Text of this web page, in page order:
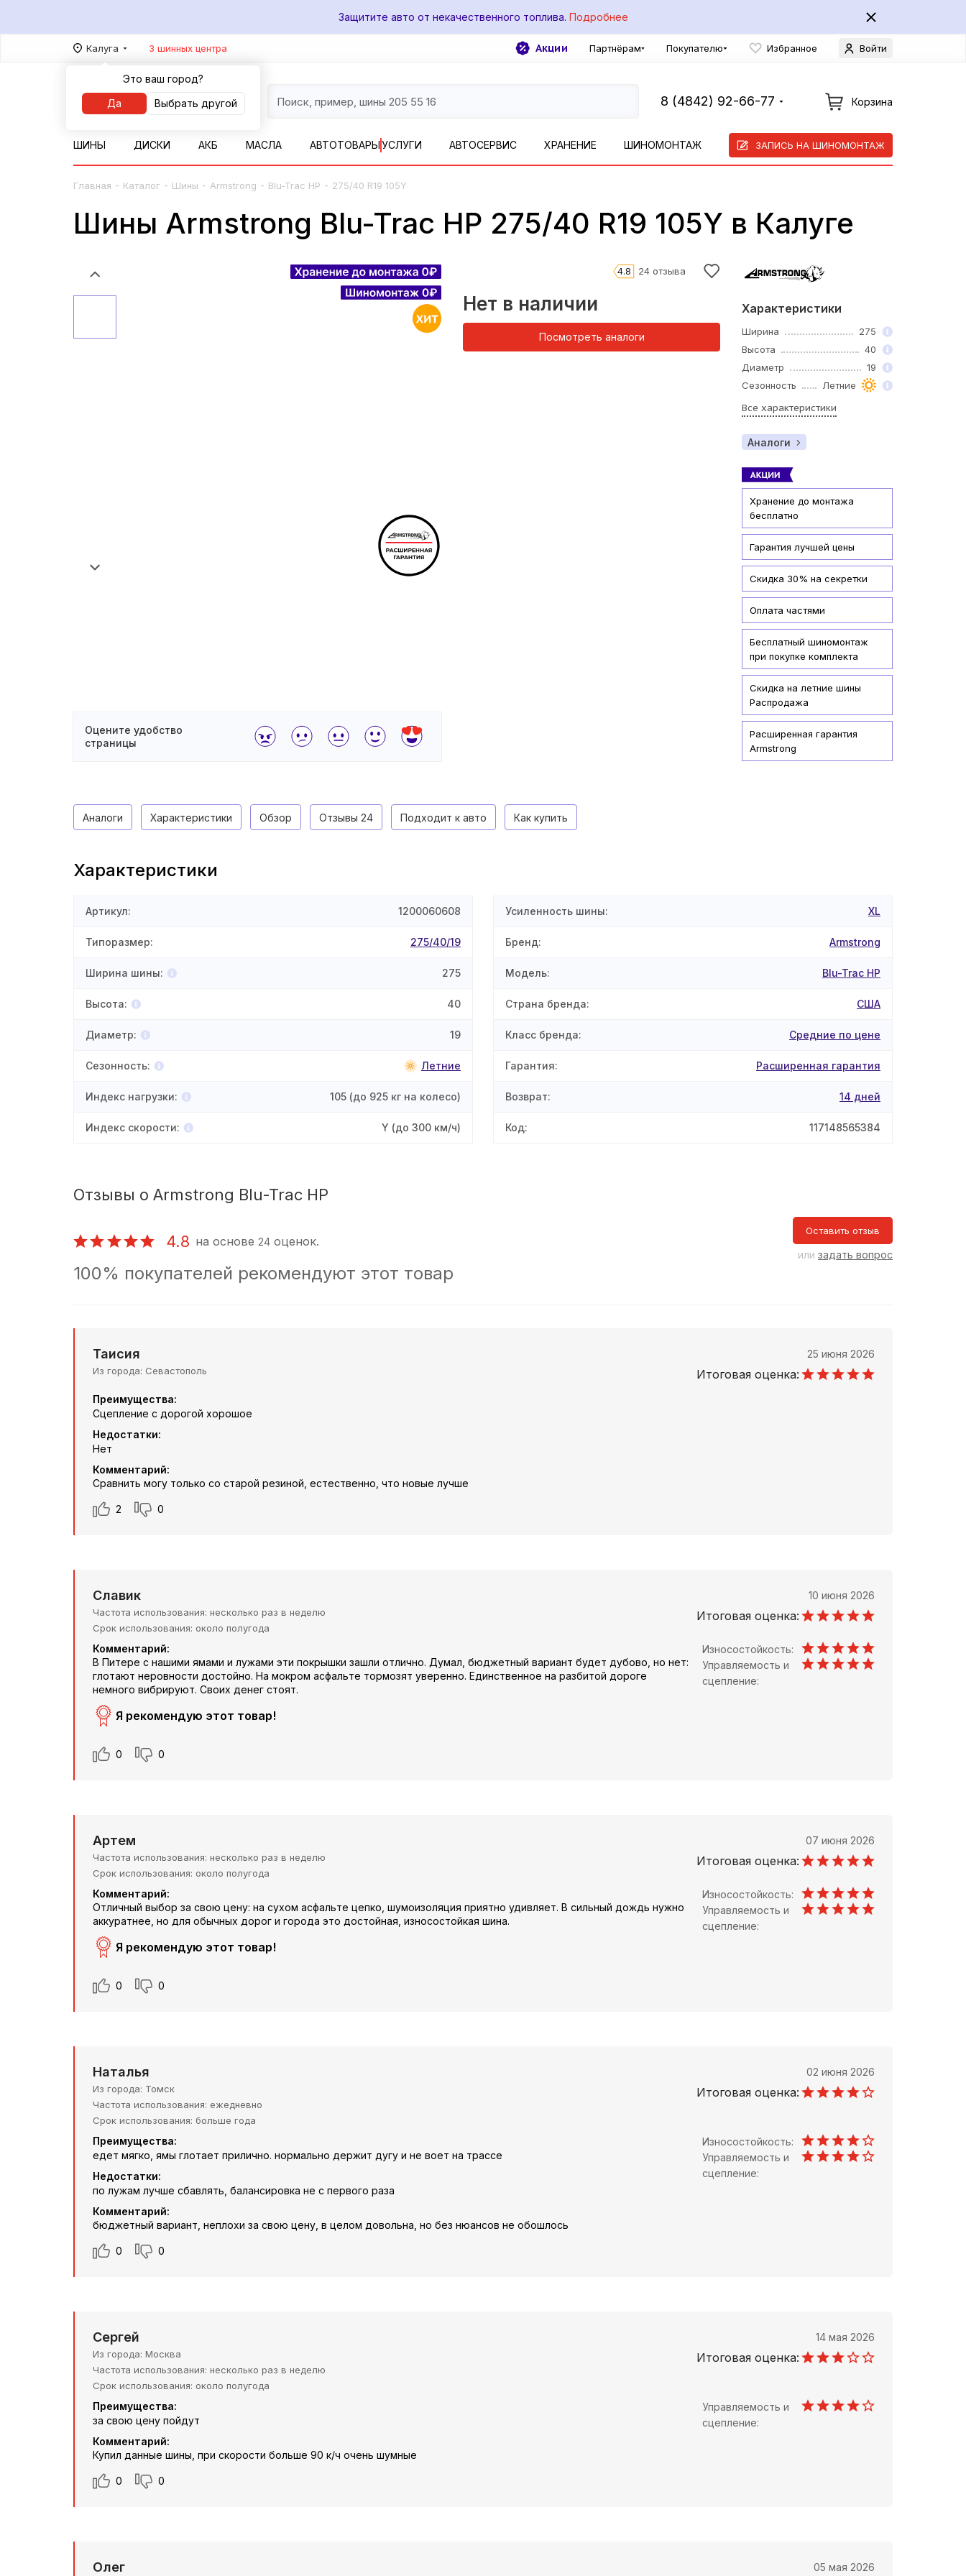
Защитите авто от некачественного топлива. Подробнее
Калуга
Это ваш город?
Да
Выбрать другой
3 шинных центра Акции Партнёрам Покупателю Избранное Войти
8 (4842) 92-66-77 Корзина
ШИНЫ ДИСКИ АКБ МАСЛА АВТОТОВАРЫУСЛУГИ АВТОСЕРВИС ХРАНЕНИЕ ШИНОМОНТАЖ ЗАПИСЬ НА ШИНОМОНТАЖ
Главная - Каталог - Шины - Armstrong - Blu-Trac HP - 275/40 R19 105Y
Шины Armstrong Blu-Trac HP 275/40 R19 105Y в Калуге
Оцените удобство
страницы
4.8 24 отзыва
Нет в наличии
Посмотреть аналоги
Характеристики
Ширина
275
Высота
40
Диаметр
19
Сезонность
Летние
Все характеристики
Аналоги
Хранение до монтажа
бесплатно
Гарантия лучшей цены
Скидка 30% на секретки
Оплата частями
Бесплатный шиномонтаж
при покупке комплекта
Скидка на летние шины
Распродажа
Расширенная гарантия
Armstrong
Аналоги Характеристики Обзор Отзывы 24 Подходит к авто Как купить
Характеристики
Артикул: 1200060608
Типоразмер: 275/40/19
Ширина шины: 275
Высота: 40
Диаметр: 19
Сезонность: Летние
Индекс нагрузки: 105 (до 925 кг на колесо)
Индекс скорости: Y (до 300 км/ч)
Усиленность шины: XL
Бренд: Armstrong
Модель: Blu-Trac HP
Страна бренда: США
Класс бренда: Средние по цене
Гарантия: Расширенная гарантия
Возврат: 14 дней
Код: 117148565384
Отзывы о Armstrong Blu-Trac HP
4.8 на основе24 оценок.
Оставить отзыв
или задать вопрос
100% покупателей рекомендуют этот товар
Таисия
Из города Севастополь
25 июня 2026
Итоговая оценка:
Преимущества:
Сцепление с дорогой хорошое
Недостатки:
Нет
Комментарий:
Сравнить могу только со старой резиной, естественно, что новые лучше
2 0
Славик
Частота использования несколько раз в неделю
Срок использования около полугода
10 июня 2026
Итоговая оценка:
Комментарий:
В Питере с нашими ямами и лужами эти покрышки зашли отлично. Думал, бюджетный вариант будет дубово, но нет:
глотают неровности достойно. На мокром асфальте тормозят уверенно. Единственное на разбитой дороге
немного вибрируют. Своих денег стоят.
Я рекомендую этот товар!
Износостойкость:
Управляемость и
сцепление:
0 0
Артем
Частота использования несколько раз в неделю
Срок использования около полугода
07 июня 2026
Итоговая оценка:
Комментарий:
Отличный выбор за свою цену: на сухом асфальте цепко, шумоизоляция приятно удивляет. В сильный дождь нужно
аккуратнее, но для обычных дорог и города это достойная, износостойкая шина.
Я рекомендую этот товар!
Износостойкость:
Управляемость и
сцепление:
0 0
Наталья
Из города Томск
Частота использования ежедневно
Срок использования больше года
02 июня 2026
Итоговая оценка:
Преимущества:
едет мягко, ямы глотает прилично. нормально держит дугу и не воет на трассе
Недостатки:
по лужам лучше сбавлять, балансировка не с первого раза
Комментарий:
бюджетный вариант, неплохи за свою цену, в целом довольна, но без нюансов не обошлось
Износостойкость:
Управляемость и
сцепление:
0 0
Сергей
Из города Москва
Частота использования несколько раз в неделю
Срок использования около полугода
14 мая 2026
Итоговая оценка:
Преимущества:
за свою цену пойдут
Комментарий:
Купил данные шины, при скорости больше 90 к/ч очень шумные
Управляемость и
сцепление:
0 0
Олег 05 мая 2026